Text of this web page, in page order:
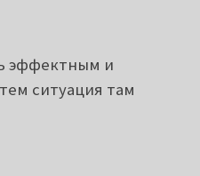
эффектным и
ситуация там